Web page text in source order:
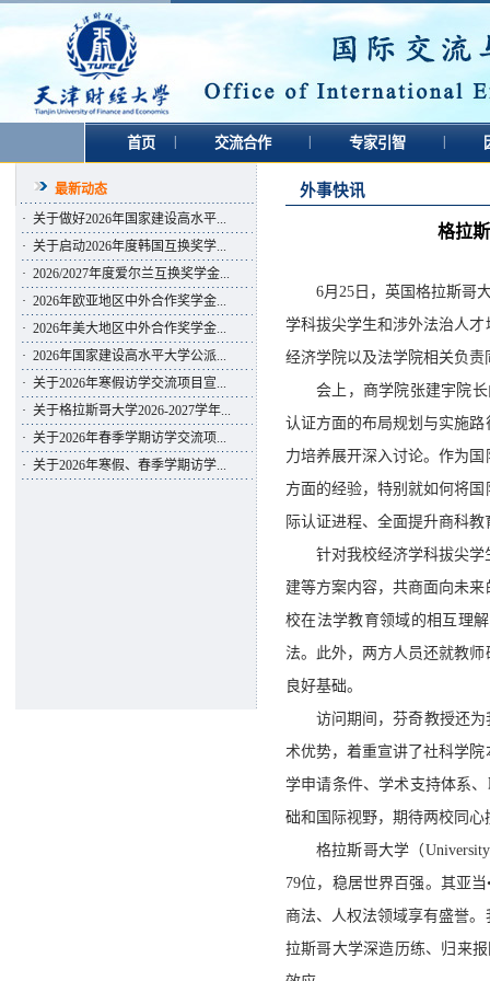
首页 交流合作 专家引智
最新动态
· 关于做好2026年国家建设高水平...
· 关于启动2026年度韩国互换奖学...
· 2026/2027年度爱尔兰互换奖学金...
· 2026年欧亚地区中外合作奖学金...
· 2026年美大地区中外合作奖学金...
· 2026年国家建设高水平大学公派...
· 关于2026年寒假访学交流项目宣...
· 关于格拉斯哥大学2026-2027学年...
· 关于2026年春季学期访学交流项...
· 关于2026年寒假、春季学期访学...
外事快讯
格拉
6月25日，英国格拉斯哥
学科拔尖学生和涉外法治人
经济学院以及法学院相关负责
会上，商学院张建宇院
认证方面的布局规划与实施
力培养展开深入讨论。作为
方面的经验，特别就如何将
际认证进程、全面提升商科
针对我校经济学科拔尖
建等方案内容，共商面向未
校在法学教育领域的相互理
法。此外，两方人员还就教
良好基础。
访问期间，芬奇教授还
术优势，着重宣讲了社科学
学申请条件、学术支持体系
础和国际视野，期待两校同
格拉斯哥大学（
79位，稳居世界百强。其亚
商法、人权法领域享有盛誉
拉斯哥大学深造历练、归来